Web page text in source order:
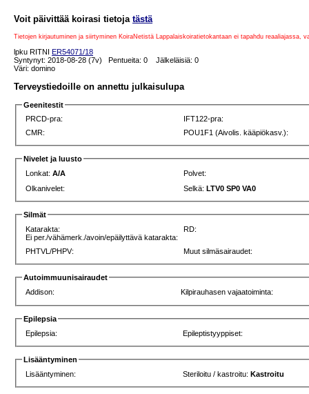
Voit päivittää koirasi tietoja tästä
Tietojen kirjautuminen ja siirtyminen KoiraNetistä Lappalaiskoiratietokantaan ei tapahdu
lpku RITNI ER54071/18
Syntynyt: 2018-08-28 (7v) Pentueita: 0 Jälkeläisiä: 0
Väri: domino
Terveystiedoille on annettu julkaisulupa
Geenitestit
PRCD-pra:
IFT122-pra:
CMR:
POU1F1 (Aivolis. kääpiökasv.):
Nivelet ja luusto
Lonkat:A/A
Polvet:
Olkanivelet:
Selkä:LTV0 SP0 VA0
Silmät
Katarakta:
Ei per./vähämerk./avoin/epäilyttävä katarakta:
RD:
PHTVL/PHPV: Muut silmäsairaudet:
Autoimmuunisairaudet
Addison:
Kilpirauhasen vajaatoiminta:
Epilepsia
Epilepsia:
Epileptistyyppiset:
Lisääntyminen
Lisääntyminen:
Steriloitu / kastroitu:Kastroitu